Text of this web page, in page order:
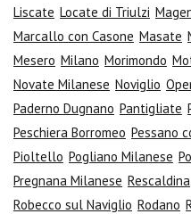
Liscate Locate di Triulzi
Marcallo con Casone Masate
Mesero Milano Morimondo
Novate Milanese Noviglio
Paderno Dugnano Pantigliate
Peschiera Borromeo Pessano
Pioltello Pogliano Milanese
Pregnana Milanese Rescaldina
Robecco sul Naviglio Rodano